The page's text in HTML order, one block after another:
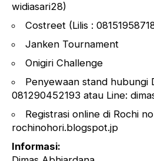
widiasari28)
Costreet (Lilis :
Janken Tournament
Onigiri Challenge
Penyewaan stand hubungi
081290452193 atau Line:
Registrasi online di Rochi
rochinohori.blogspot.jp
Informasi: